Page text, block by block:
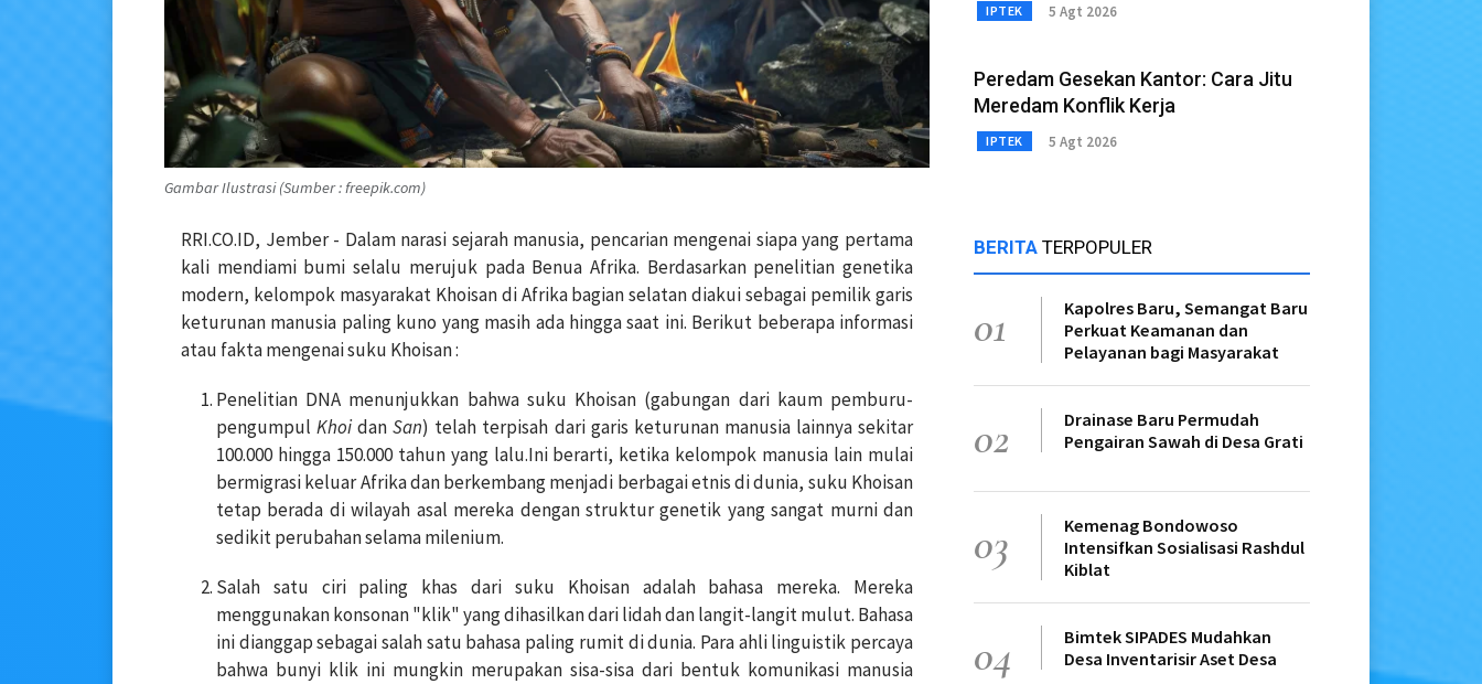
Gambar Ilustrasi (Sumber : freepik.com)
RRI.CO.ID, Jember - Dalam narasi sejarah manusia, pencarian mengenai siapa yang pertama
kali mendiami bumi selalu merujuk pada Benua Afrika. Berdasarkan penelitian genetika
modern, kelompok masyarakat Khoisan di Afrika bagian selatan diakui sebagai pemilik garis
keturunan manusia paling kuno yang masih ada hingga saat ini. Berikut beberapa informasi
atau fakta mengenai suku Khoisan :
Penelitian DNA menunjukkan bahwa suku Khoisan (gabungan dari kaum pemburu-
pengumpulKhoidanSan) telah terpisah dari garis keturunan manusia lainnya sekitar
100.000 hingga 150.000 tahun yang lalu.Ini berarti, ketika kelompok manusia lain mulai
bermigrasi keluar Afrika dan berkembang menjadi berbagai etnis di dunia, suku Khoisan
tetap berada di wilayah asal mereka dengan struktur genetik yang sangat murni dan
sedikit perubahan selama milenium.
Salah satu ciri paling khas dari suku Khoisan adalah bahasa mereka. Mereka
menggunakan konsonan "klik" yang dihasilkan dari lidah dan langit-langit mulut. Bahasa
ini dianggap sebagai salah satu bahasa paling rumit di dunia. Para ahli linguistik percaya
bahwa bunyi klik ini mungkin merupakan sisa-sisa dari bentuk komunikasi manusia
IPTEK 5 Agt 2026
Peredam Gesekan Kantor: Cara Jitu
Meredam Konflik Kerja
IPTEK 5 Agt 2026
BERITA TERPOPULER
01
Kapolres Baru, Semangat Baru
Perkuat Keamanan dan
Pelayanan bagi Masyarakat
02
Drainase Baru Permudah
Pengairan Sawah di Desa Grati
03
Kemenag Bondowoso
Intensifkan Sosialisasi Rashdul
Kiblat
04
Bimtek SIPADES Mudahkan
Desa Inventarisir Aset Desa